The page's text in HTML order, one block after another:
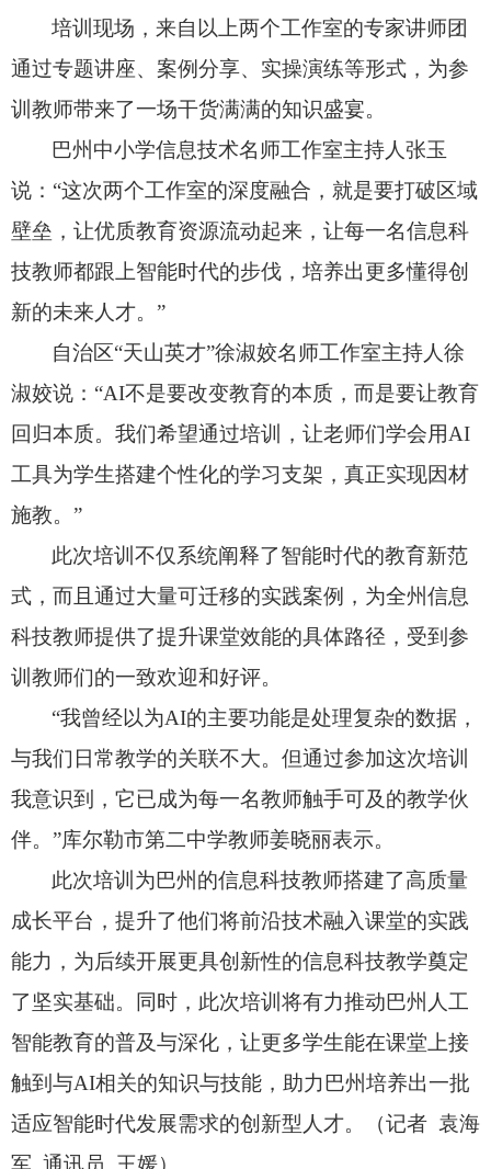
培训现场，来自以上两个工作室的专家讲师团
通过专题讲座、 案例分享、 实操演练等形式， 为参
训教师带来了一场干货满满的知识盛宴。
巴州中小学信息技术名师工作室主持人张玉
说：“这次两个工作室的深度融合， 就是要打破区域
壁垒， 让优质教育资源流动起来， 让每一名信息科
技教师都跟上智能时代的步伐， 培养出更多懂得创
新的未来人才。 ”
自治区“天山英才”徐淑姣名师工作室主持人徐
淑姣说：“AI不是要改变教育的本质， 而是要让教育
回归本质。 我们希望通过培训， 让老师们学会用AI
工具为学生搭建个性化的学习支架， 真正实现因材
施教。 ”
此次培训不仅系统阐释了智能时代的教育新范
式， 而且通过大量可迁移的实践案例， 为全州信息
科技教师提供了提升课堂效能的具体路径， 受到参
训教师们的一致欢迎和好评。
“我曾经以为AI的主要功能是处理复杂的数据，
与我们日常教学的关联不大。 但通过参加这次培训
我意识到， 它已成为每一名教师触手可及的教学伙
伴。 ”库尔勒市第二中学教师姜晓丽表示。
此次培训为巴州的信息科技教师搭建了高质量
成长平台， 提升了他们将前沿技术融入课堂的实践
能力， 为后续开展更具创新性的信息科技教学奠定
了坚实基础。
同时， 此次培训将有力推动巴州人工
智能教育的普及与深化， 让更多学生能在课堂上接
触到与AI相关的知识与技能， 助力巴州培养出一批
适应智能时代发展需求的创新型人才。
（记者 袁海
军 通讯员 王媛）